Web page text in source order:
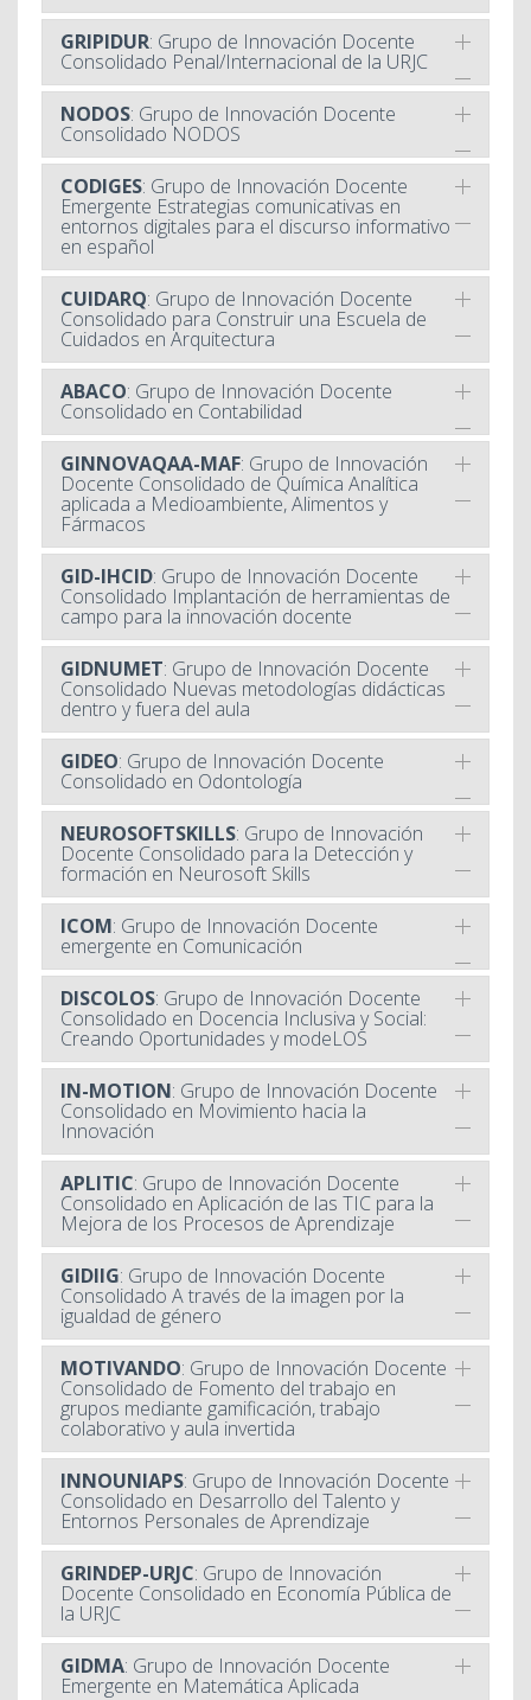
GRIPIDUR: Grupo de Innovación Docente
Consolidado Penal/Internacional de la URJC
NODOS: Grupo de Innovación Docente
Consolidado NODOS
CODIGES: Grupo de Innovación Docente
Emergente Estrategias comunicativas en
entornos digitales para el discurso informativo
en español
CUIDARQ: Grupo de Innovación Docente
Consolidado para Construir una Escuela de
Cuidados en Arquitectura
ABACO: Grupo de Innovación Docente
Consolidado en Contabilidad
GINNOVAQAA-MAF: Grupo de Innovación
Docente Consolidado de Química Analítica
aplicada a Medioambiente, Alimentos y
Fármacos
GID-IHCID: Grupo de Innovación Docente
Consolidado Implantación de herramientas de
campo para la innovación docente
GIDNUMET: Grupo de Innovación Docente
Consolidado Nuevas metodologías didácticas
dentro y fuera del aula
GIDEO: Grupo de Innovación Docente
Consolidado en Odontología
NEUROSOFTSKILLS: Grupo de Innovación
Docente Consolidado para la Detección y
formación en Neurosoft Skills
ICOM: Grupo de Innovación Docente
emergente en Comunicación
DISCOLOS: Grupo de Innovación Docente
Consolidado en Docencia Inclusiva y Social:
Creando Oportunidades y modeLOS
IN-MOTION: Grupo de Innovación Docente
Consolidado en Movimiento hacia la
Innovación
APLITIC: Grupo de Innovación Docente
Consolidado en Aplicación de las TIC para la
Mejora de los Procesos de Aprendizaje
GIDIIG: Grupo de Innovación Docente
Consolidado A través de la imagen por la
igualdad de género
MOTIVANDO: Grupo de Innovación Docente
Consolidado de Fomento del trabajo en
grupos mediante gamificación, trabajo
colaborativo y aula invertida
INNOUNIAPS: Grupo de Innovación Docente
Consolidado en Desarrollo del Talento y
Entornos Personales de Aprendizaje
GRINDEP-URJC: Grupo de Innovación
Docente Consolidado en Economía Pública de
la URJC
GIDMA: Grupo de Innovación Docente
Emergente en Matemática Aplicada